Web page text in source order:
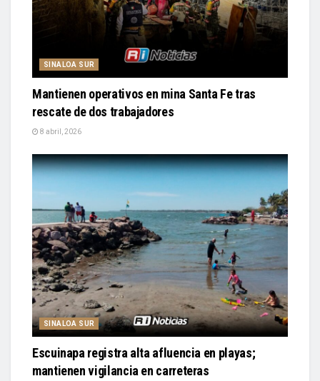
SINALOA SUR
Mantienen operativos en mina Santa Fe tras
rescate de dos trabajadores
8 abril, 2026
SINALOA SUR
Escuinapa registra alta afluencia en playas;
mantienen vigilancia en carreteras